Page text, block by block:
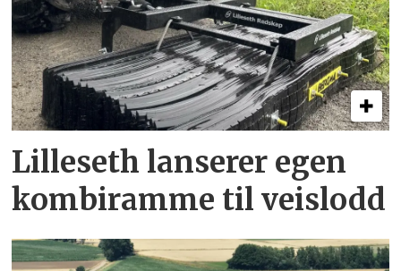
Lilleseth lanserer egen
kombi­ramme til veislodd